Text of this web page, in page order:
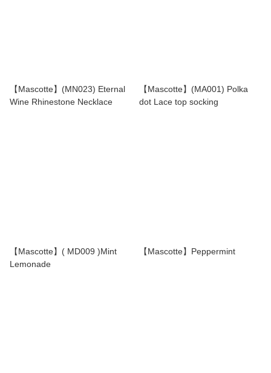
【Mascotte】(MN023) Eternal
Wine Rhinestone Necklace
【Mascotte】(MA001) Polka
dot Lace top socking
【Mascotte】( MD009 )Mint
Lemonade
【Mascotte】Peppermint